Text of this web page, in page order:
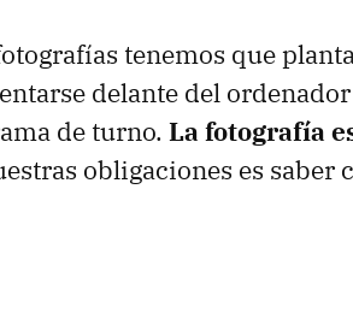
tenemos que
delante del
de turno. La fotografía
obligaciones es saber